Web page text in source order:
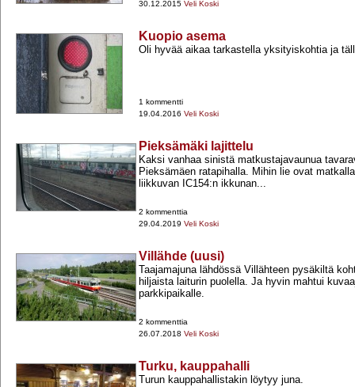
30.12.2015 Veli Koski
Kuopio asema
Oli hyvää aikaa tarkastella yksityiskohtia ja
1 kommentti
19.04.2016 Veli Koski
Pieksämäki lajittelu
Kaksi vanhaa sinistä matkustajavaunua
Pieksämäen ratapihalla. Mihin lie ovat
liikkuvan IC154:n ikkunan...
2 kommenttia
29.04.2019 Veli Koski
Villähde (uusi)
Taajamajuna lähdössä Villähteen pysäkiltä
hiljaista laiturin puolella. Ja hyvin mahtui
parkkipaikalle.
2 kommenttia
26.07.2018 Veli Koski
Turku, kauppahalli
Turun kauppahallistakin löytyy juna.